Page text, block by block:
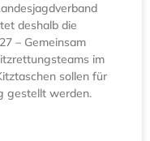
deshalb die
– Gemeinsam
im
sollen für
gestellt werden.